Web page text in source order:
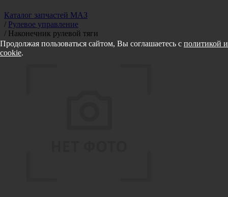
Каталог запчастей МАЗ
/ Рулевое управление
/ Наконечник рулевой тяги
Продолжая пользоваться сайтом, Вы соглашаетесь с политикой
cookie.